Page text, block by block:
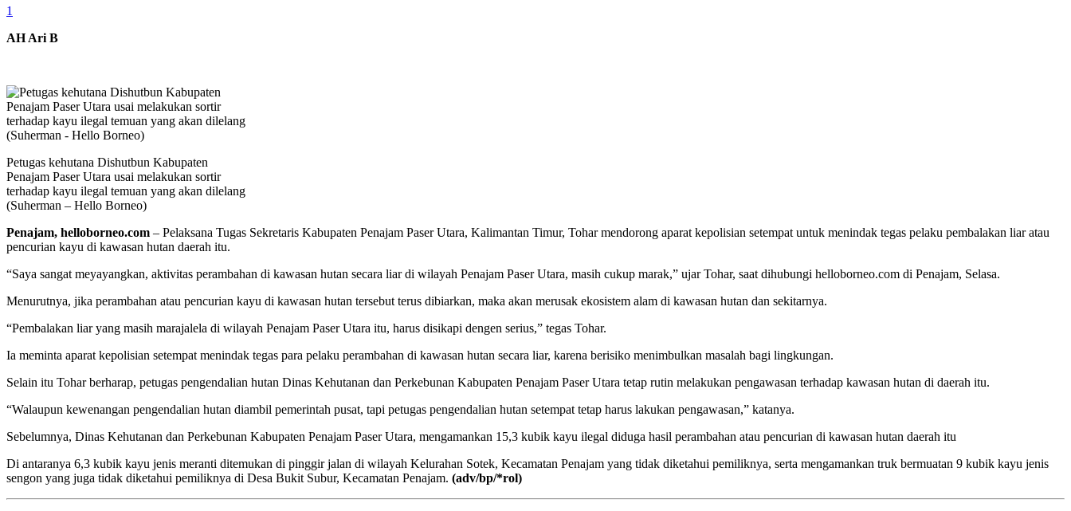
1
AH Ari B
Petugas kehutana Dishutbun Kabupaten
Penajam Paser Utara usai melakukan sortir
terhadap kayu ilegal temuan yang akan dilelang
(Suherman – Hello Borneo)
Penajam, helloborneo.com – Pelaksana Tugas Sekretaris Kabupaten Penajam Paser Utara, Kalimantan Timur, Tohar mendorong aparat kepolisian setempat untuk menindak tegas pelaku pembalakan liar atau
pencurian kayu di kawasan hutan daerah itu.
“Saya sangat meyayangkan, aktivitas perambahan di kawasan hutan secara liar di wilayah Penajam Paser Utara, masih cukup marak,” ujar Tohar, saat dihubungi helloborneo.com di Penajam, Selasa.
Menurutnya, jika perambahan atau pencurian kayu di kawasan hutan tersebut terus dibiarkan, maka akan merusak ekosistem alam di kawasan hutan dan sekitarnya.
“Pembalakan liar yang masih marajalela di wilayah Penajam Paser Utara itu, harus disikapi dengen serius,” tegas Tohar.
Ia meminta aparat kepolisian setempat menindak tegas para pelaku perambahan di kawasan hutan secara liar, karena berisiko menimbulkan masalah bagi lingkungan.
Selain itu Tohar berharap, petugas pengendalian hutan Dinas Kehutanan dan Perkebunan Kabupaten Penajam Paser Utara tetap rutin melakukan pengawasan terhadap kawasan hutan di daerah itu.
“Walaupun kewenangan pengendalian hutan diambil pemerintah pusat, tapi petugas pengendalian hutan setempat tetap harus lakukan pengawasan,” katanya.
Sebelumnya, Dinas Kehutanan dan Perkebunan Kabupaten Penajam Paser Utara, mengamankan 15,3 kubik kayu ilegal diduga hasil perambahan atau pencurian di kawasan hutan daerah itu
Di antaranya 6,3 kubik kayu jenis meranti ditemukan di pinggir jalan di wilayah Kelurahan Sotek, Kecamatan Penajam yang tidak diketahui pemiliknya, serta mengamankan truk bermuatan 9 kubik kayu jenis
sengon yang juga tidak diketahui pemiliknya di Desa Bukit Subur, Kecamatan Penajam. (adv/bp/*rol)